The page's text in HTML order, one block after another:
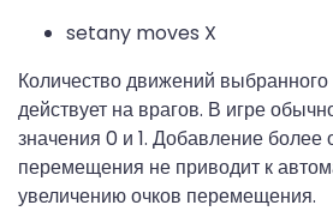
setany moves X
Количество движений
действует на врагов. В игре
значения 0 и 1. Добавление более
перемещения не приводит к
увеличению очков перемещения.